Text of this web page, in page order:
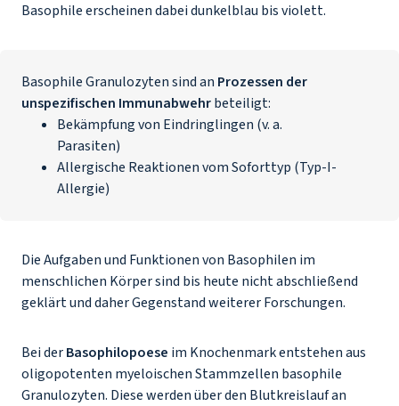
Basophile erscheinen dabei dunkelblau bis violett.
Basophile Granulozyten sind an Prozessen der
unspezifischen Immunabwehrbeteiligt:
Bekämpfung von Eindringlingen (v. a.
Parasiten)
Allergische Reaktionen vom Soforttyp (Typ-I-
Allergie)
Die Aufgaben und Funktionen von Basophilen im
menschlichen Körper sind bis heute nicht abschließend
geklärt und daher Gegenstand weiterer Forschungen.
Bei derBasophilopoese im Knochenmark entstehen aus
oligopotenten myeloischen Stammzellen basophile
Granulozyten. Diese werden über den Blutkreislauf an